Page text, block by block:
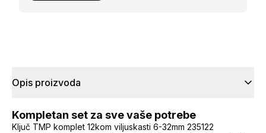
Opis proizvoda
Kompletan set za sve vaše potrebe
Ključ TMP komplet 12kom viljuskasti 6-32mm 235122